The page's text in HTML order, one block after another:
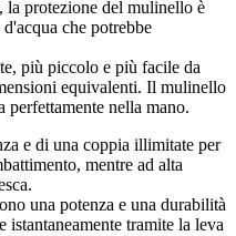
protezione del mulinello è
che potrebbe
più piccolo e più facile da
equivalenti. Il mulinello
perfettamente nella mano.
e di una coppia illimitate per
mentre ad alta
una potenza e una durabilità
istantaneamente tramite la leva